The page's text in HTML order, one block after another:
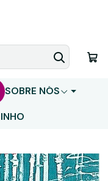
SOBRE NÓS